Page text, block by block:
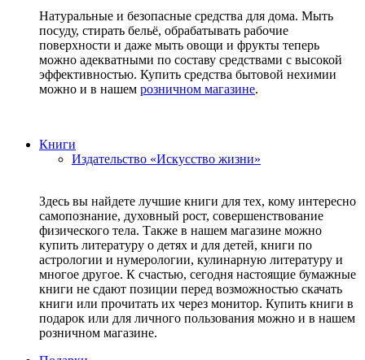
Натуральные и безопасные средства для дома. Мыть
посуду, стирать бельё, обрабатывать рабочие
поверхности и даже мыть овощи и фрукты теперь
можно адекватными по составу средствами с высокой
эффективностью. Купить средства бытовой нехимии
можно и в нашем розничном магазине.
Книги
Издательство «Искусство жизни»
Здесь вы найдете лучшие книги для тех, кому интересно
самопознание, духовный рост, совершенствование
физического тела. Также в нашем магазине можно
купить литературу о детях и для детей, книги по
астрологии и нумерологии, кулинарную литературу и
многое другое. К счастью, сегодня настоящие бумажные
книги не сдают позиции перед возможностью скачать
книги или прочитать их через монитор. Купить книги в
подарок или для личного пользования можно и в нашем
розничном магазине.